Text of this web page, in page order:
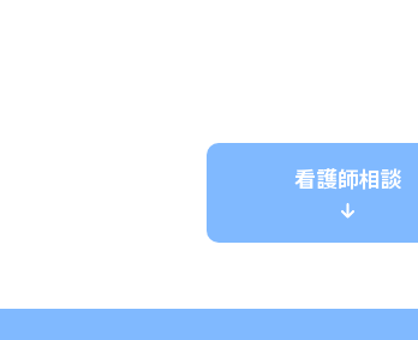
看護師相談